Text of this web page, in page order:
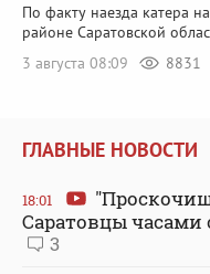
По факту наезда катера
районе Саратовской
3 августа 08:09
8831
ГЛАВНЫЕ НОВОСТИ
18:01
Саратовцы часами
3